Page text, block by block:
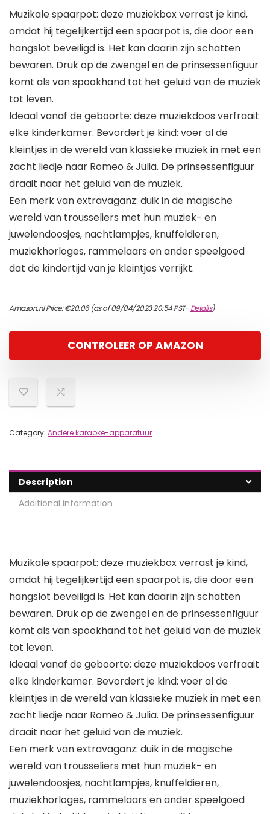
Muzikale spaarpot: deze muziekbox verrast je kind,
omdat hij tegelijkertijd een spaarpot is, die door een
hangslot beveiligd is. Het kan daarin zijn schatten
bewaren. Druk op de zwengel en de prinsessenfiguur
komt als van spookhand tot het geluid van de muziek
tot leven.
Ideaal vanaf de geboorte: deze muziekdoos verfraait
elke kinderkamer. Bevordert je kind: voer al de
kleintjes in de wereld van klassieke muziek in met een
zacht liedje naar Romeo & Julia. De prinsessenfiguur
draait naar het geluid van de muziek.
Een merk van extravaganz: duik in de magische
wereld van trousseliers met hun muziek- en
juwelendoosjes, nachtlampjes, knuffeldieren,
muziekhorloges, rammelaars en ander speelgoed
dat de kindertijd van je kleintjes verrijkt.
Amazon.nl Price:€20.06(as of 09/04/2023 20:54 PST-Details)
CONTROLEER OP AMAZON
Category: Andere karaoke-apparatuur
Description
Additional information
Muzikale spaarpot: deze muziekbox verrast je kind,
omdat hij tegelijkertijd een spaarpot is, die door een
hangslot beveiligd is. Het kan daarin zijn schatten
bewaren. Druk op de zwengel en de prinsessenfiguur
komt als van spookhand tot het geluid van de muziek
tot leven.
Ideaal vanaf de geboorte: deze muziekdoos verfraait
elke kinderkamer. Bevordert je kind: voer al de
kleintjes in de wereld van klassieke muziek in met een
zacht liedje naar Romeo & Julia. De prinsessenfiguur
draait naar het geluid van de muziek.
Een merk van extravaganz: duik in de magische
wereld van trousseliers met hun muziek- en
juwelendoosjes, nachtlampjes, knuffeldieren,
muziekhorloges, rammelaars en ander speelgoed